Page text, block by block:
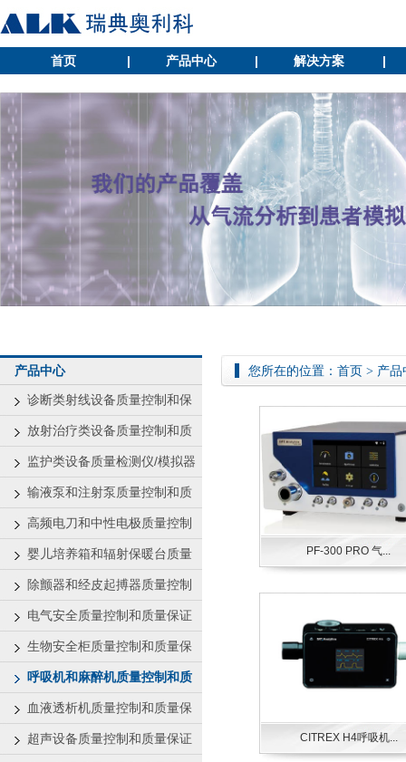
首页 | 产品中心 | 解决方案 |
产品中心
诊断类射线设备质量控制和保
证
放射治疗类设备质量控制和质
量保证
监护类设备质量检测仪/模拟器
输液泵和注射泵质量控制和质
量保证
高频电刀和中性电极质量控制
和质量保证
婴儿培养箱和辐射保暖台质量
控制和质量保证
除颤器和经皮起搏器质量控制
和质量保证
电气安全质量控制和质量保证
生物安全柜质量控制和质量保
证
呼吸机和麻醉机质量控制和质
量保证
血液透析机质量控制和质量保
证
超声设备质量控制和质量保证
您所在的位置： 首页 > 产品
PF-300 PRO 气...
CITREX H4呼吸机...